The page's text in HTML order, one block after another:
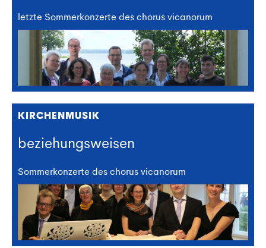
letzte Sommerkonzerte des chorus vicanorum
KIRCHENMUSIK
beziehungsweisen
Sommerkonzerte des chorus vicanorum